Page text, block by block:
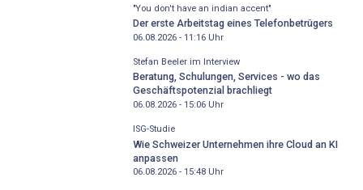
"You don't have an indian accent"
Der erste Arbeitstag eines Telefonbetrügers
06.08.2026 - 11:16Uhr
Stefan Beeler im Interview
Beratung, Schulungen, Services - wo das
Geschäftspotenzial brachliegt
06.08.2026 - 15:06Uhr
ISG-Studie
Wie Schweizer Unternehmen ihre Cloud an KI
anpassen
06.08.2026 - 15:48Uhr